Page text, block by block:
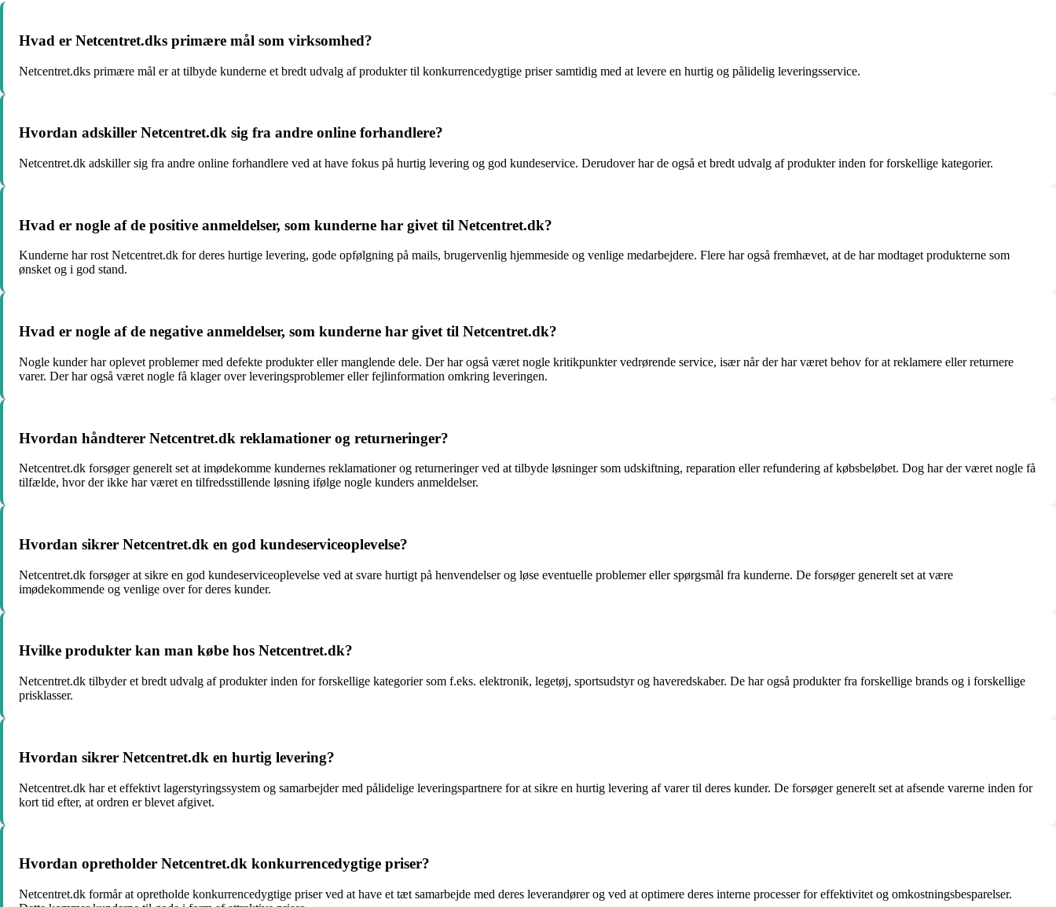
Hvad er Netcentret.dks primære mål som virksomhed?
Netcentret.dks primære mål er at tilbyde kunderne et bredt udvalg af produkter til konkurrencedygtige priser samtidig med at levere en hurtig og pålidelig leveringsservice.
Hvordan adskiller Netcentret.dk sig fra andre online forhandlere?
Netcentret.dk adskiller sig fra andre online forhandlere ved at have fokus på hurtig levering og god kundeservice. Derudover har de også et bredt udvalg af produkter inden for forskellige kategorier.
Hvad er nogle af de positive anmeldelser, som kunderne har givet til Netcentret.dk?
Kunderne har rost Netcentret.dk for deres hurtige levering, gode opfølgning på mails, brugervenlig hjemmeside og venlige medarbejdere. Flere har også fremhævet, at de har modtaget produkterne som
ønsket og i god stand.
Hvad er nogle af de negative anmeldelser, som kunderne har givet til Netcentret.dk?
Nogle kunder har oplevet problemer med defekte produkter eller manglende dele. Der har også været nogle kritikpunkter vedrørende service, især når der har været behov for at reklamere eller returnere
varer. Der har også været nogle få klager over leveringsproblemer eller fejlinformation omkring leveringen.
Hvordan håndterer Netcentret.dk reklamationer og returneringer?
Netcentret.dk forsøger generelt set at imødekomme kundernes reklamationer og returneringer ved at tilbyde løsninger som udskiftning, reparation eller refundering af købsbeløbet. Dog har der været nogle få
tilfælde, hvor der ikke har været en tilfredsstillende løsning ifølge nogle kunders anmeldelser.
Hvordan sikrer Netcentret.dk en god kundeserviceoplevelse?
Netcentret.dk forsøger at sikre en god kundeserviceoplevelse ved at svare hurtigt på henvendelser og løse eventuelle problemer eller spørgsmål fra kunderne. De forsøger generelt set at være
imødekommende og venlige over for deres kunder.
Hvilke produkter kan man købe hos Netcentret.dk?
Netcentret.dk tilbyder et bredt udvalg af produkter inden for forskellige kategorier som f.eks. elektronik, legetøj, sportsudstyr og haveredskaber. De har også produkter fra forskellige brands og i forskellige
prisklasser.
Hvordan sikrer Netcentret.dk en hurtig levering?
Netcentret.dk har et effektivt lagerstyringssystem og samarbejder med pålidelige leveringspartnere for at sikre en hurtig levering af varer til deres kunder. De forsøger generelt set at afsende varerne inden for
kort tid efter, at ordren er blevet afgivet.
Hvordan opretholder Netcentret.dk konkurrencedygtige priser?
Netcentret.dk formår at opretholde konkurrencedygtige priser ved at have et tæt samarbejde med deres leverandører og ved at optimere deres interne processer for effektivitet og omkostningsbesparelser.